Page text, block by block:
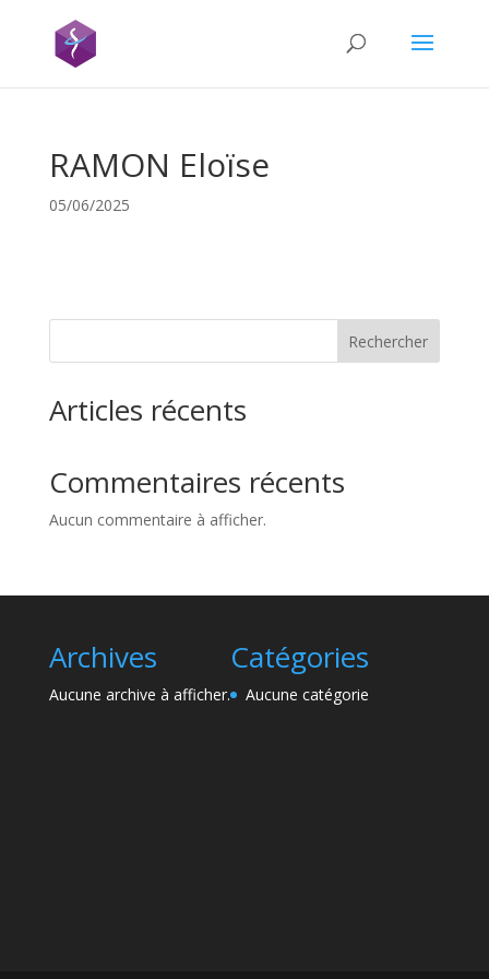
RAMON Eloïse
05/06/2025
Rechercher
Articles récents
Commentaires récents
Aucun commentaire à afficher.
Archives
Aucune archive à afficher.
Catégories
Aucune catégorie